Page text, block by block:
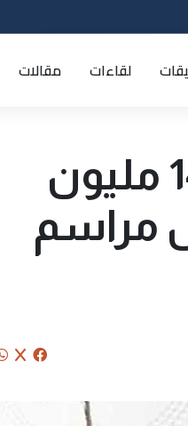
لقاءات مقالات
العتبة العباسية: استهلاك 14 مليون
مراسم